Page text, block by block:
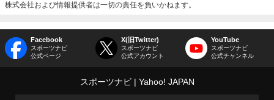
株式会社および情報提供者は一切の責任を負いかねます。
Facebook
スポーツナビ
公式ページ
X(旧Twitter)
スポーツナビ
公式アカウント
YouTube
スポーツナビ
公式チャンネル
スポーツナビ Yahoo! JAPAN